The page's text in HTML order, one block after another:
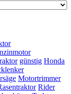
günstig Honda
Motortrimmer
Rider